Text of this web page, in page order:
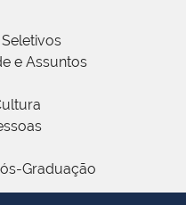
e Assuntos
Graduação